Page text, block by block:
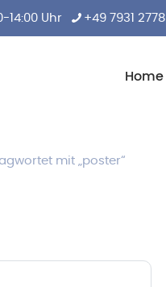
14:00 Uhr +49 7931 2778
Home
mit „poster“